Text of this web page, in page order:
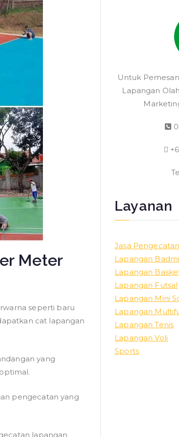
Meter
seperti baru
cat lapangan
yang
pengecatan yang
lapangan
Untuk
Lapangan
Layanan
Jasa Pengecatan
Lapangan
Lapangan
Lapangan Futsal
Lapangan Mini
Lapangan
Lapangan Tenis
Lapangan Voli
Sports